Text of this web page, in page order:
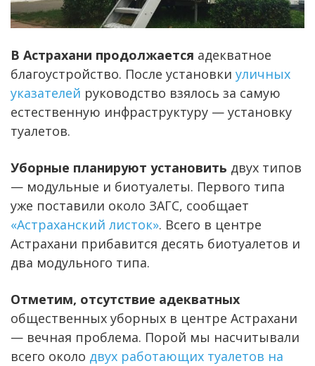
В Астрахани продолжается адекватное
благоустройство. После установки уличных
указателей руководство взялось за самую
естественную инфраструктуру — установку
туалетов.
Уборные планируют установить двух типов
— модульные и биотуалеты. Первого типа
уже поставили около ЗАГС, сообщает
«Астраханский листок». Всего в центре
Астрахани прибавится десять биотуалетов и
два модульного типа.
Отметим, отсутствие адекватных
общественных уборных в центре Астрахани
— вечная проблема. Порой мы насчитывали
всего около двух работающих туалетов на